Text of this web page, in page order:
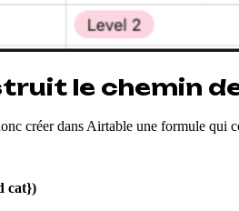
le chemin
créer dans Airtable une formule qui
cat})